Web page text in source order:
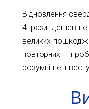
Відновлення
4 рази дешевше
великих
повторних
розумніше